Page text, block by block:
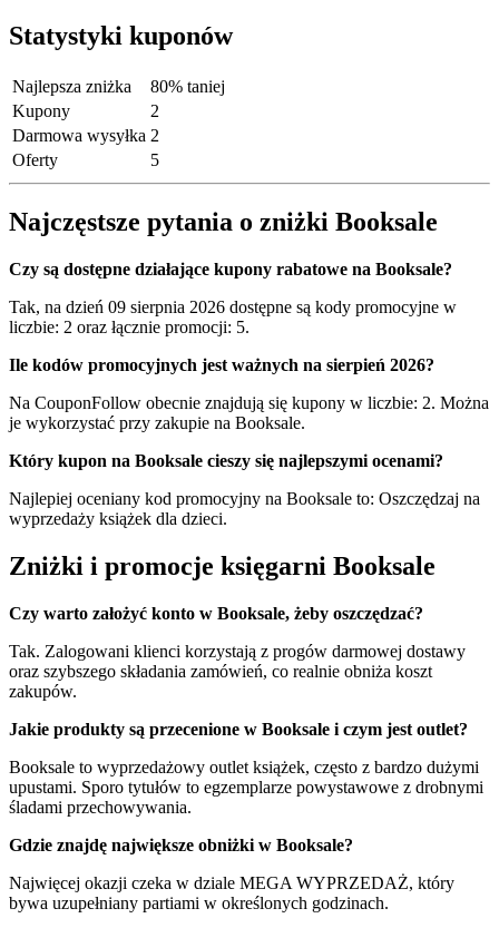
Statystyki kuponów
Najlepsza zniżka
80% taniej
Kupony
2
Darmowa wysyłka 2
Oferty
5
Najczęstsze pytania o zniżki Booksale
Czy są dostępne działające kupony rabatowe na Booksale?
Tak, na dzień 09 sierpnia 2026 dostępne są kody promocyjne w
liczbie: 2 oraz łącznie promocji: 5.
Ile kodów promocyjnych jest ważnych na sierpień 2026?
Na CouponFollow obecnie znajdują się kupony w liczbie: 2. Można
je wykorzystać przy zakupie na Booksale.
Który kupon na Booksale cieszy się najlepszymi ocenami?
Najlepiej oceniany kod promocyjny na Booksale to: Oszczędzaj na
wyprzedaży książek dla dzieci.
Zniżki i promocje księgarni Booksale
Czy warto założyć konto w Booksale, żeby oszczędzać?
Tak. Zalogowani klienci korzystają z progów darmowej dostawy
oraz szybszego składania zamówień, co realnie obniża koszt
zakupów.
Jakie produkty są przecenione w Booksale i czym jest outlet?
Booksale to wyprzedażowy outlet książek, często z bardzo dużymi
upustami. Sporo tytułów to egzemplarze powystawowe z drobnymi
śladami przechowywania.
Gdzie znajdę największe obniżki w Booksale?
Najwięcej okazji czeka w dziale MEGA WYPRZEDAŻ, który
bywa uzupełniany partiami w określonych godzinach.